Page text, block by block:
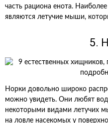
часть рациона енота.
являются летучие мыши,
5.
Норки довольно широко
можно увидеть. Они любят
некоторыми видами летучих
на ловле насекомых у